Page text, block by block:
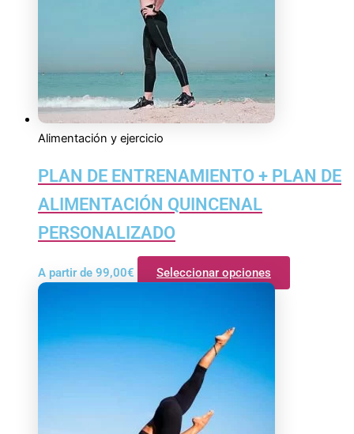
Alimentación y ejercicio
PLAN DE ENTRENAMIENTO + PLAN DE
ALIMENTACIÓN QUINCENAL
PERSONALIZADO
A partir de 99,00€ Seleccionar opciones